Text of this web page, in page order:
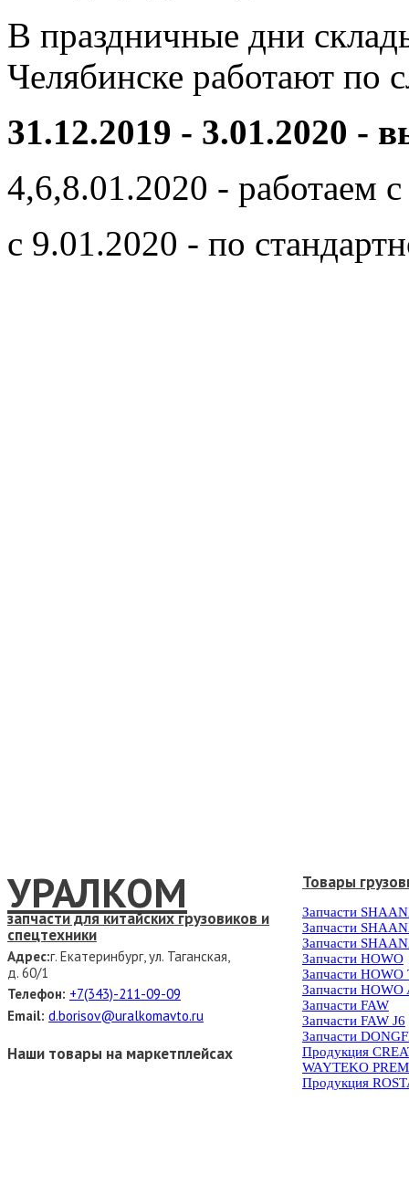
В праздничные дни
Челябинске работают по
31.12.2019 - 3.01.2020 -
4,6,8.01.2020 - работаем
с 9.01.2020 - по
УРАЛКОМ
запчасти для китайских грузовиков и
спецтехники
Адрес:г. Екатеринбург, ул. Таганская,
д. 60/1
Телефон: +7(343)-211-09-09
Email: d.borisov@uralkomavto.ru
Наши товары на маркетплейсах
Товары
Запчасти
Запчасти
Запчасти
Запчасти HOWO
Запчасти HOWO
Запчасти HOWO
Запчасти FAW
Запчасти FAW J6
Запчасти
Продукция
WAYTEKO
Продукция